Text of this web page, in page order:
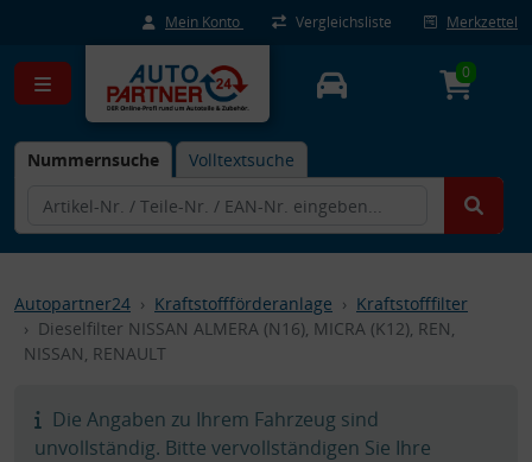
Mein Konto Vergleichsliste Merkzettel
Nummernsuche Volltextsuche
0
Autopartner24 Kraftstoffförderanlage
Kraftstofffilter
Dieselfilter NISSAN ALMERA (N16), MICRA (K12), REN,
NISSAN, RENAULT
Die Angaben zu Ihrem Fahrzeug sind
unvollständig. Bitte vervollständigen Sie Ihre